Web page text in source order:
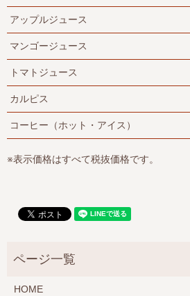
アップルジュース
マンゴージュース
トマトジュース
カルピス
コーヒー（ホット・アイス）
※表示価格はすべて税抜価格です。
HOME